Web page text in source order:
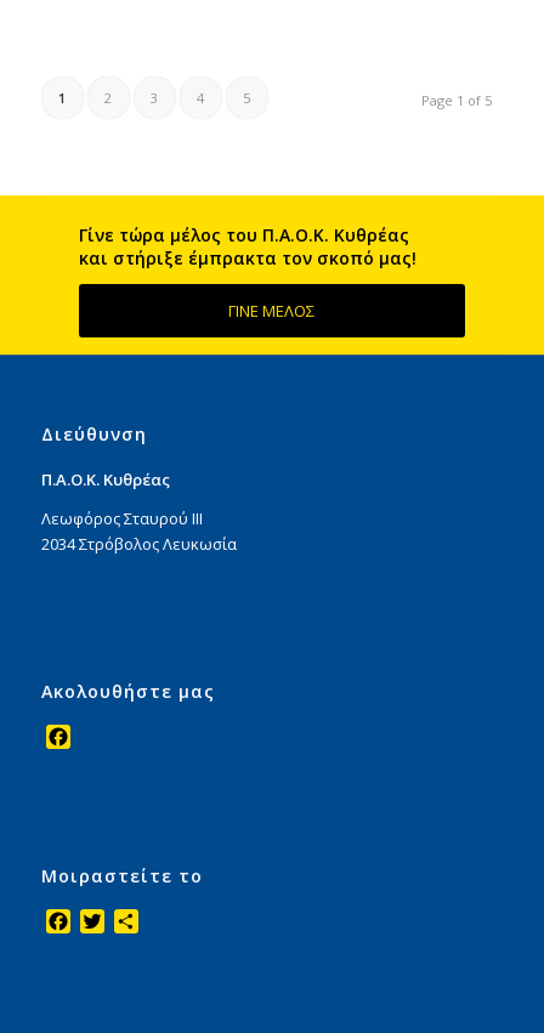
Page 1 of 5
1 2 3 4 5
Γίνε τώρα μέλος του Π.Α.Ο.Κ. Kυθρέας
και στήριξε έμπρακτα τον σκοπό μας!
ΓΙΝΕ ΜΕΛΟΣ
Διεύθυνση
Π.Α.Ο.Κ. Κυθρέας
Λεωφόρος Σταυρού ΙΙΙ
2034 Στρόβολος Λευκωσία
Ακολουθήστε μας
Μοιραστείτε το
Facebook
TwitterΜοιραστείτε